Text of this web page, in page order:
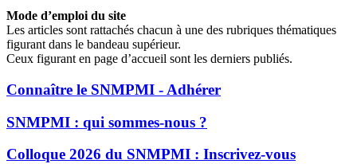
Mode d’emploi du site
Les articles sont rattachés chacun à une des rubriques thématiques
figurant dans le bandeau supérieur.
Ceux figurant en page d’accueil sont les derniers publiés.
Connaître le SNMPMI - Adhérer
SNMPMI : qui sommes-nous ?
Colloque 2026 du SNMPMI : Inscrivez-vous